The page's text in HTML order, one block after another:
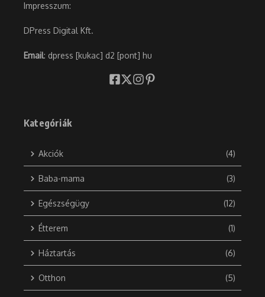
Impresszum:
DPress Digital Kft.
Email: dpress [kukac] d2 [pont] hu
Kategóriák
Akciók (4)
Baba-mama (3)
Egészségügy (12)
Étterem (1)
Háztartás (6)
Otthon (5)